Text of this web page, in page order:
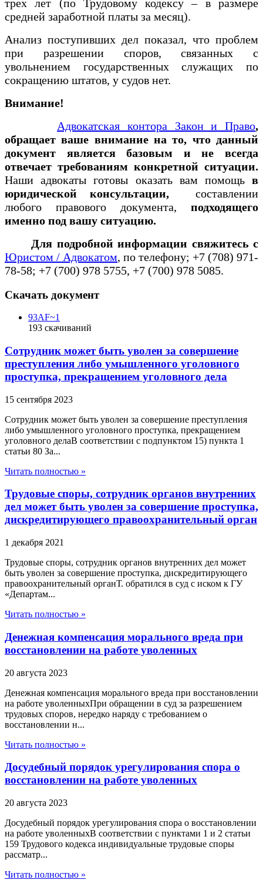
трех лет (по Трудовому кодексу – в размере
средней заработной платы за месяц).
Анализ поступивших дел показал, что проблем
при разрешении споров, связанных с
увольнением государственных служащих по
сокращению штатов, у судов нет.
Внимание!
Адвокатская контора Закон и Право,
обращает ваше внимание на то, что данный
документ является базовым и не всегда
отвечает требованиям конкретной ситуации.
Наши адвокаты готовы оказать вам помощьв
юридической консультации, составлении
любого правового документа, подходящего
именно под вашу ситуацию.
Для подробной информации свяжитесь с
Юристом / Адвокатом, по телефону; +7 (708) 971-
78-58; +7 (700) 978 5755, +7 (700) 978 5085.
Скачать документ
93AF~1
193 скачиваний
Сотрудник может быть уволен за совершение
преступления либо умышленного уголовного
проступка, прекращением уголовного дела
15 сентября 2023
Сотрудник может быть уволен за совершение преступления
либо умышленного уголовного проступка, прекращением
уголовного делаВ соответствии с подпунктом 15) пункта 1
статьи 80 За...
Читать полностью »
Трудовые споры, сотрудник органов внутренних
дел может быть уволен за совершение проступка,
дискредитирующего правоохранительный орган
1 декабря 2021
Трудовые споры, сотрудник органов внутренних дел может
быть уволен за совершение проступка, дискредитирующего
правоохранительный органТ. обратился в суд с иском к ГУ
«Департам...
Читать полностью »
Денежная компенсация морального вреда при
восстановлении на работе уволенных
20 августа 2023
Денежная компенсация морального вреда при восстановлении
на работе уволенныхПри обращении в суд за разрешением
трудовых споров, нередко наряду с требованием о
восстановлении н...
Читать полностью »
Досудебный порядок урегулирования спора о
восстановлении на работе уволенных
20 августа 2023
Досудебный порядок урегулирования спора о восстановлении
на работе уволенныхВ соответствии с пунктами 1 и 2 статьи
159 Трудового кодекса индивидуальные трудовые споры
рассматр...
Читать полностью »